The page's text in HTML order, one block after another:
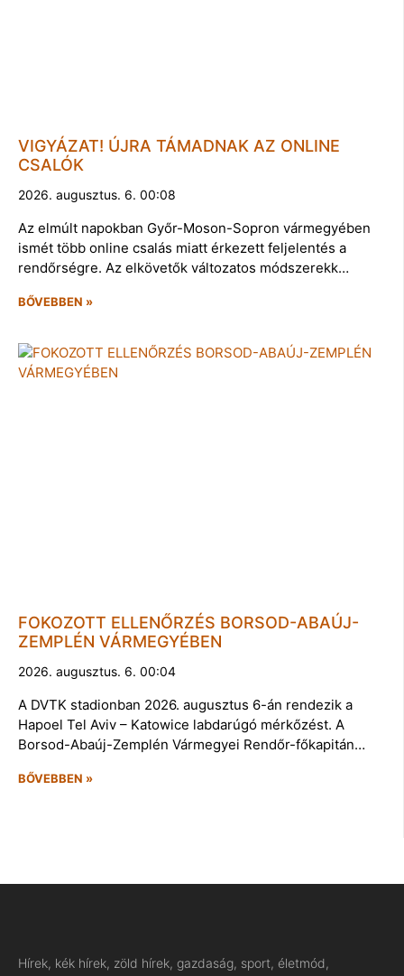
VIGYÁZAT! ÚJRA TÁMADNAK AZ ONLINE
CSALÓK
2026. augusztus. 6. 00:08
Az elmúlt napokban Győr-Moson-Sopron vármegyében
ismét több online csalás miatt érkezett feljelentés a
rendőrségre. Az elkövetők változatos módszerekk…
BŐVEBBEN »
FOKOZOTT ELLENŐRZÉS BORSOD-ABAÚJ-
ZEMPLÉN VÁRMEGYÉBEN
2026. augusztus. 6. 00:04
A DVTK stadionban 2026. augusztus 6-án rendezik a
Hapoel Tel Aviv – Katowice labdarúgó mérkőzést. A
Borsod-Abaúj-Zemplén Vármegyei Rendőr-főkapitán…
BŐVEBBEN »
Hírek, kék hírek, zöld hírek, gazdaság, sport, életmód,